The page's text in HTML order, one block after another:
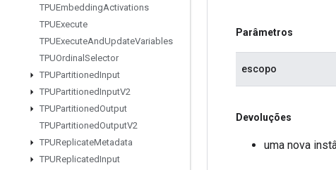
TPUEmbeddingActivations
TPUExecute
TPUExecuteAndUpdateVariables
TPUOrdinal Selector
TPUPartitionedInput
TPUPartitionedInputV2
TPUPartitionedOutput
TPUPartitionedOutputV2
TPUReplicateMetadata
TPUReplicatedInput
Parâmetros
escopo
Devoluções
uma nova